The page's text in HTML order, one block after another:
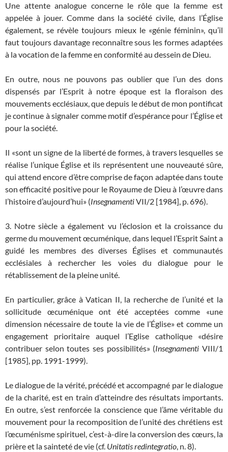
Une attente analogue concerne le rôle que la femme est
appelée à jouer. Comme dans la société civile, dans l’Église
également, se révèle toujours mieux le «génie féminin», qu’il
faut toujours davantage reconnaître sous les formes adaptées
à la vocation de la femme en conformité au dessein de Dieu.
En outre, nous ne pouvons pas oublier que l’un des dons
dispensés par l’Esprit à notre époque est la floraison des
mouvements ecclésiaux, que depuis le début de mon pontificat
je continue à signaler comme motif d’espérance pour l’Église et
pour la société.
Il «sont un signe de la liberté de formes, à travers lesquelles se
réalise l’unique Église et ils représentent une nouveauté sûre,
qui attend encore d’être comprise de façon adaptée dans toute
son efficacité positive pour le Royaume de Dieu à l’œuvre dans
l’histoire d’aujourd’hui» (InsegnamentiVII/2 [1984], p. 696).
3. Notre siècle a également vu l’éclosion et la croissance du
germe du mouvement œcuménique, dans lequel l’Esprit Saint a
guidé les membres des diverses Églises et communautés
ecclésiales à rechercher les voies du dialogue pour le
rétablissement de la pleine unité.
En particulier, grâce à Vatican II, la recherche de l’unité et la
sollicitude œcuménique ont été acceptées comme «une
dimension nécessaire de toute la vie de l’Église» et comme un
engagement prioritaire auquel l’Eglise catholique «désire
contribuer selon toutes ses possibilités» (Insegnamenti VIII/1
[1985], pp. 1991-1999).
Le dialogue de la vérité, précédé et accompagné par le dialogue
de la charité, est en train d’atteindre des résultats importants.
En outre, s’est renforcée la conscience que l’âme véritable du
mouvement pour la recomposition de l’unité des chrétiens est
l’œcuménisme spirituel, c’est-à-dire la conversion des cœurs, la
prière et la sainteté de vie (cf. Unitatis redintegratio, n. 8).